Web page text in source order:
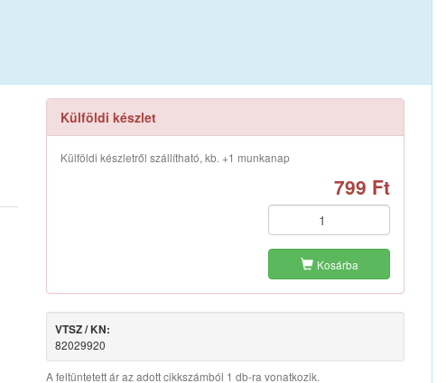
Külföldi készlet
Külföldi készletről szállítható, kb. +1 munkanap
799 Ft
Kosárba
VTSZ / KN:
82029920
A feltüntetett ár az adott cikkszámból 1 db-ra vonatkozik.